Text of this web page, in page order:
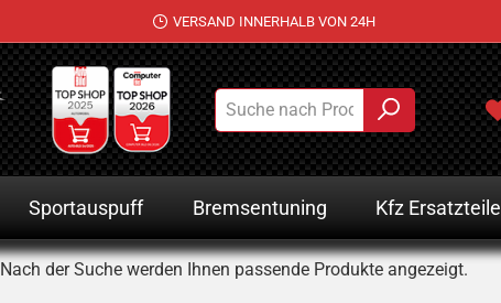
VERSAND INNERHALB VON 24H
Sportauspuff Bremsentuning Kfz Ersatzteile
Nach der Suche werden Ihnen passende Produkte angezeigt.